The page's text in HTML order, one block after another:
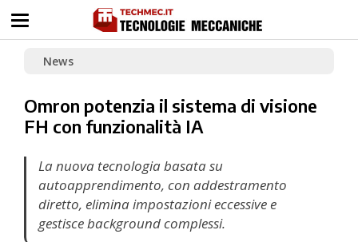
News
Omron potenzia il sistema di visione
FH con funzionalità IA
La nuova tecnologia basata su
autoapprendimento, con addestramento
diretto, elimina impostazioni eccessive e
gestisce background complessi.